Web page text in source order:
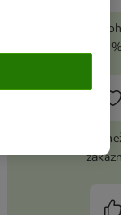
Aktivujte si
ušetřete 5
Důvěra více